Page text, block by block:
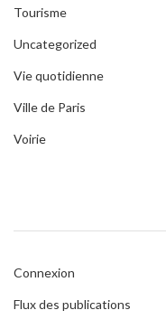
Tourisme
Uncategorized
Vie quotidienne
Ville de Paris
Voirie
Connexion
Flux des publications